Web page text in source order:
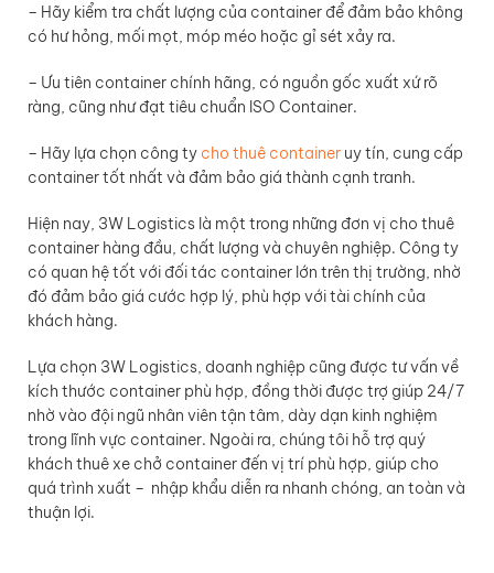
– Hãy kiểm tra chất lượng của container để đảm bảo không
có hư hỏng, mối mọt, móp méo hoặc gỉ sét xảy ra.
– Ưu tiên container chính hãng, có nguồn gốc xuất xứ rõ
ràng, cũng như đạt tiêu chuẩn ISO Container.
– Hãy lựa chọn công ty cho thuê container uy tín, cung cấp
container tốt nhất và đảm bảo giá thành cạnh tranh.
Hiện nay, 3W Logistics là một trong những đơn vị cho thuê
container hàng đầu, chất lượng và chuyên nghiệp. Công ty
có quan hệ tốt với đối tác container lớn trên thị trường, nhờ
đó đảm bảo giá cước hợp lý, phù hợp với tài chính của
khách hàng.
Lựa chọn 3W Logistics, doanh nghiệp cũng được tư vấn về
kích thước container phù hợp, đồng thời được trợ giúp 24/7
nhờ vào đội ngũ nhân viên tận tâm, dày dạn kinh nghiệm
trong lĩnh vực container. Ngoài ra, chúng tôi hỗ trợ quý
khách thuê xe chở container đến vị trí phù hợp, giúp cho
quá trình xuất – nhập khẩu diễn ra nhanh chóng, an toàn và
thuận lợi.